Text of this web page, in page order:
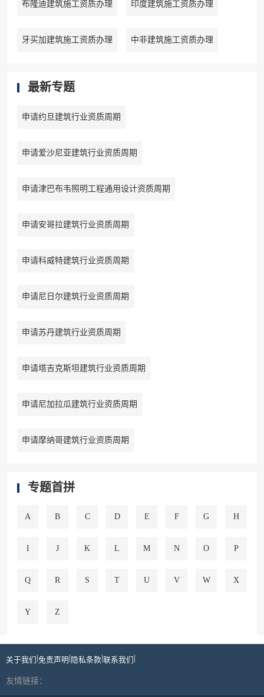
布隆迪建筑施工资质办理 印度建筑施工资质办理
牙买加建筑施工资质办理 中非建筑施工资质办理
最新专题
申请约旦建筑行业资质周期
申请爱沙尼亚建筑行业资质周期
申请津巴布韦照明工程通用设计资质周期
申请安哥拉建筑行业资质周期
申请科威特建筑行业资质周期
申请尼日尔建筑行业资质周期
申请苏丹建筑行业资质周期
申请塔吉克斯坦建筑行业资质周期
申请尼加拉瓜建筑行业资质周期
申请摩纳哥建筑行业资质周期
专题首拼
A B C D E F G H
I J K L M N O P
Q R S T U V W X
Y Z
关于我们 免责声明 隐私条款 联系我们
友情链接：